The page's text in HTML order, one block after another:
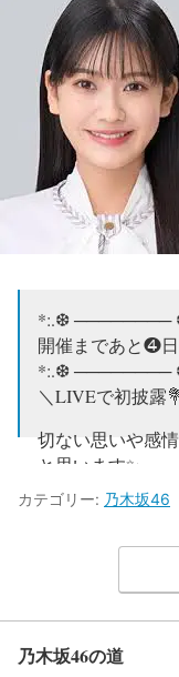
*:.❆ ────────
開催まであと❹
*:.❆ ────────
＼LIVEで初披露
切ない思いや感
と思います✨
🎟️配信チケット発
— 超・乃木坂ス
カテゴリー: 乃木坂46
乃木坂46の道